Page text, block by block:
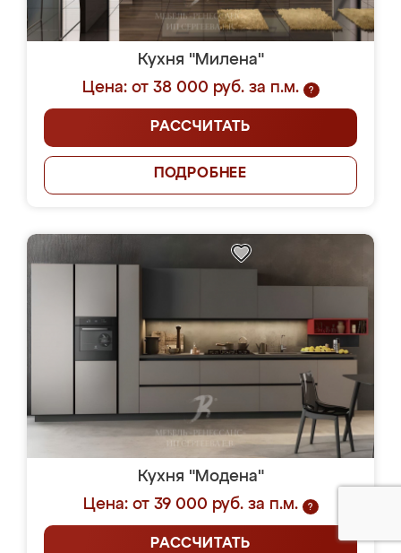
Кухня "Милена"
Цена: от 38 000 руб. за п.м.
?
РАССЧИТАТЬ
ПОДРОБНЕЕ
Кухня "Модена"
Цена: от 39 000 руб. за п.м.
?
РАССЧИТАТЬ